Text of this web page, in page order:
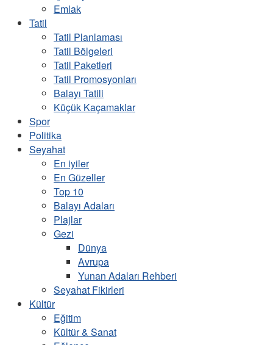
Emlak
Tatil
Tatil Planlaması
Tatil Bölgeleri
Tatil Paketleri
Tatil Promosyonları
Balayı Tatili
Küçük Kaçamaklar
Spor
Politika
Seyahat
En iyiler
En Güzeller
Top 10
Balayı Adaları
Plajlar
Gezi
Dünya
Avrupa
Yunan Adaları Rehberi
Seyahat Fikirleri
Kültür
Eğitim
Kültür & Sanat